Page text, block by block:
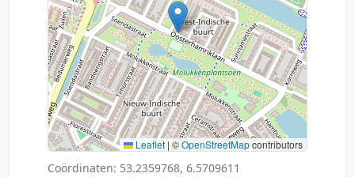
Leaflet | ©OpenStreetMapcontributors
Coördinaten: 53.2359768, 6.5709611